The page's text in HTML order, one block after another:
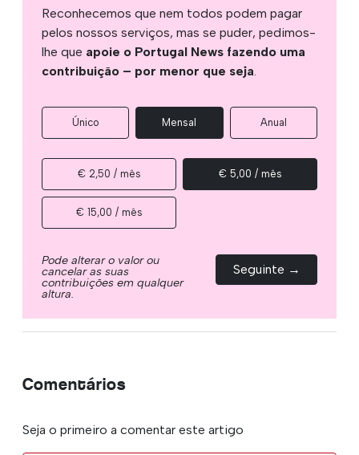
Reconhecemos que nem todos podem pagar
pelos nossos serviços, mas se puder, pedimos-
lhe que apoie o Portugal News fazendo uma
contribuição – por menor que seja
Único Mensal Anual
€ 2,50 / mês € 5,00 / mês
€ 15,00 / mês
Pode alterar o valor ou
cancelar as suas
contribuições em qualquer
altura.
Seguinte →
Comentários
Seja o primeiro a comentar este artigo